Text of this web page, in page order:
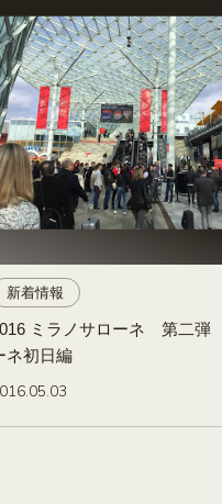
新着情報
ミラノサローネ 第二弾
ネ初日編